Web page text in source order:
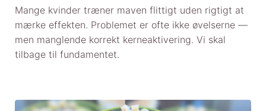
Mange kvinder træner maven flittigt uden rigtigt at
mærke effekten. Problemet er ofte ikke øvelserne —
men manglende korrekt kerneaktivering. Vi skal
tilbage til fundamentet.